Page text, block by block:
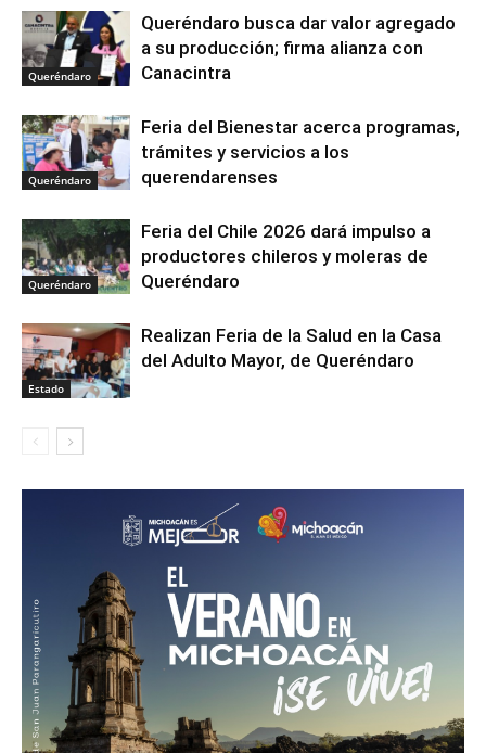
Queréndaro
Queréndaro busca dar valor agregado
a su producción; firma alianza con
Canacintra
Queréndaro
Feria del Bienestar acerca programas,
trámites y servicios a los
querendarenses
Queréndaro
Feria del Chile 2026 dará impulso a
productores chileros y moleras de
Queréndaro
Estado
Realizan Feria de la Salud en la Casa
del Adulto Mayor, de Queréndaro